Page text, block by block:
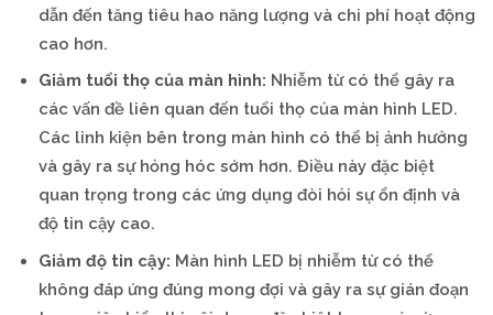
dẫn đến tăng tiêu hao năng lượng và chi phí hoạt động
cao hơn.
Giảm tuổi thọ của màn hình: Nhiễm từ có thể gây ra
các vấn đề liên quan đến tuổi thọ của màn hình LED.
Các linh kiện bên trong màn hình có thể bị ảnh hưởng
và gây ra sự hỏng hóc sớm hơn. Điều này đặc biệt
quan trọng trong các ứng dụng đòi hỏi sự ổn định và
độ tin cậy cao.
Giảm độ tin cậy: Màn hình LED bị nhiễm từ có thể
không đáp ứng đúng mong đợi và gây ra sự gián đoạn